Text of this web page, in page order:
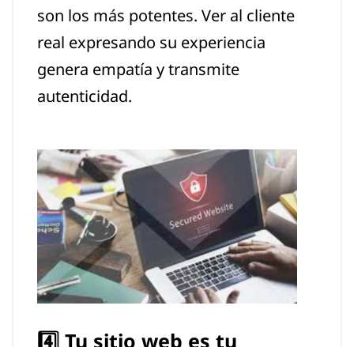
son los más potentes. Ver al cliente
real expresando su experiencia
genera empatía y transmite
autenticidad.
4️⃣ Tu sitio web es tu